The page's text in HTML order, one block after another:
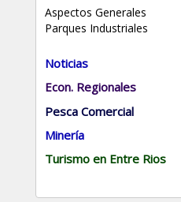
Aspectos Generales
Parques Industriales
Noticias
Econ. Regionales
Pesca Comercial
Minería
Turismo en Entre Rios